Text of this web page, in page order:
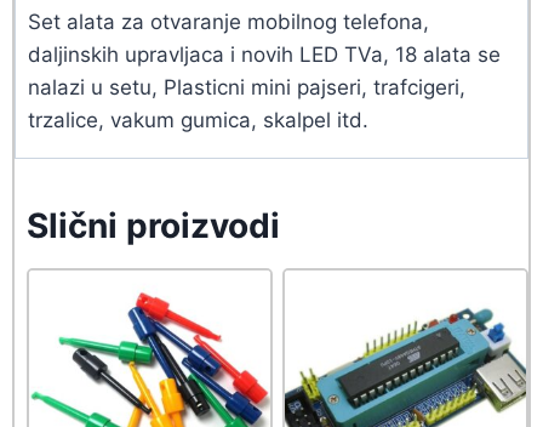
Set alata za otvaranje mobilnog telefona,
daljinskih upravljaca i novih LED TVa, 18 alata se
nalazi u setu, Plasticni mini pajseri, trafcigeri,
trzalice, vakum gumica, skalpel itd.
Slični proizvodi